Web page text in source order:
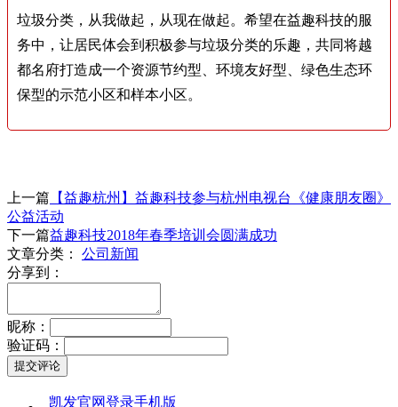
垃圾分类，从我做起，从现在做起。希望在益趣科技的服
务中，让居民体会到积极参与垃圾分类的乐趣，共同将越
都名府打造成一个资源节约型、环境友好型、绿色生态环
保型的示范小区和样本小区。
上一篇 【益趣杭州】益趣科技参与杭州电视台《健康朋友圈》
公益活动
下一篇益趣科技2018年春季培训会圆满成功
文章分类：
公司新闻
分享到：
昵称：
验证码：
凯发官网登录手机版